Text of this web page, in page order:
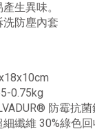
生異味。
洗防塵內套
0.75kg
防霉抗
纖維 30%綠色回